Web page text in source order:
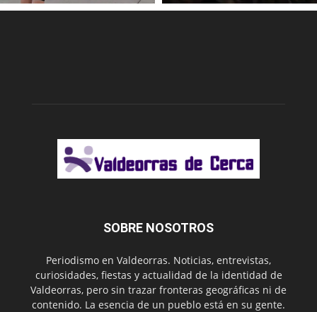
SOBRE NOSOTROS
Periodismo en Valdeorras. Noticias, entrevistas,
curiosidades, fiestas y actualidad de la identidad de
Valdeorras, pero sin trazar fronteras geográficas ni de
contenido. La esencia de un pueblo está en su gente.